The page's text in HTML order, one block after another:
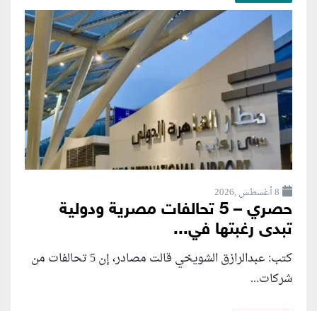
8 أغسطس ,2026
حصري – 5 تحالفات مصرية ودولية
تبدى رغبتها في...
كتب: عبدالرازق الشويخي قالت مصادر، إن 5 تحالفات من
شركات...